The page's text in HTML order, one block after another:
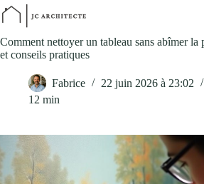
Passer
contenu
Comment nettoyer un tableau sans abîmer la
et conseils pratiques
Fabrice 22 juin 2026 à 23:02
12 min